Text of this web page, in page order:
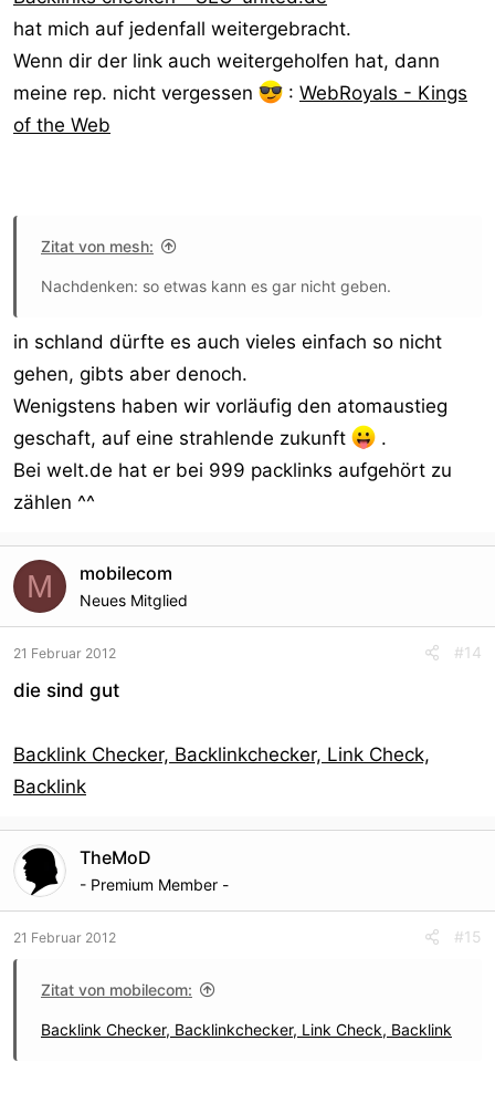
hat mich auf jedenfall weitergebracht.
Wenn dir der link auch weitergeholfen hat, dann
meine rep. nicht vergessen
: WebRoyals - Kings
of the Web
Zitat von mesh:
Nachdenken: so etwas kann es gar nicht geben.
in schland dürfte es auch vieles einfach so nicht
gehen, gibts aber denoch.
Wenigstens haben wir vorläufig den atomaustieg
geschaft, auf eine strahlende zukunft
.
Bei welt.de hat er bei 999 packlinks aufgehört zu
zählen ^^
M mobilecom
Neues Mitglied
21 Februar 2012 #14
die sind gut
Backlink Checker, Backlinkchecker, Link Check,
Backlink
TheMoD
- Premium Member -
21 Februar 2012 #15
Zitat von mobilecom:
Backlink Checker, Backlinkchecker, Link Check, Backlink